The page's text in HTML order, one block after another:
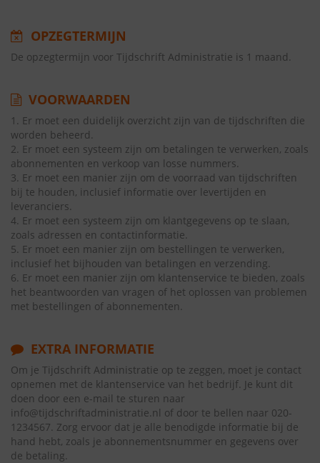
OPZEGTERMIJN
De opzegtermijn voor Tijdschrift Administratie is 1 maand.
VOORWAARDEN
1. Er moet een duidelijk overzicht zijn van de tijdschriften die
worden beheerd.
2. Er moet een systeem zijn om betalingen te verwerken, zoals
abonnementen en verkoop van losse nummers.
3. Er moet een manier zijn om de voorraad van tijdschriften
bij te houden, inclusief informatie over levertijden en
leveranciers.
4. Er moet een systeem zijn om klantgegevens op te slaan,
zoals adressen en contactinformatie.
5. Er moet een manier zijn om bestellingen te verwerken,
inclusief het bijhouden van betalingen en verzending.
6. Er moet een manier zijn om klantenservice te bieden, zoals
het beantwoorden van vragen of het oplossen van problemen
met bestellingen of abonnementen.
EXTRA INFORMATIE
Om je Tijdschrift Administratie op te zeggen, moet je contact
opnemen met de klantenservice van het bedrijf. Je kunt dit
doen door een e-mail te sturen naar
info@tijdschriftadministratie.nl of door te bellen naar 020-
1234567. Zorg ervoor dat je alle benodigde informatie bij de
hand hebt, zoals je abonnementsnummer en gegevens over
de betaling.